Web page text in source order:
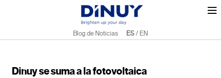
Blog de Noticias ES/ EN
Dinuy se suma a la fotovoltaica